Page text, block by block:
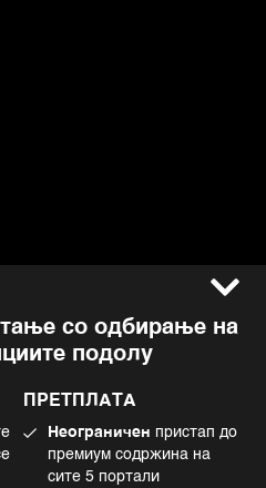
со одбирање на
подолу
ПРЕТПЛАТА
Неограничен пристап до
премиум содржина на
сите 5 портали
Facebook
Instagram
Twitter
Tiktok